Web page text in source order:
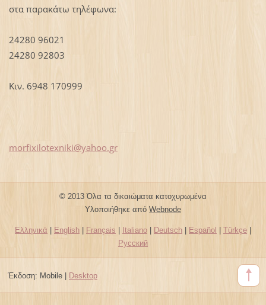
στα παρακάτω τηλέφωνα:
24280 96021
24280 92803
Κιν. 6948 170999
morfixilotexniki@yahoo.gr
© 2013 Όλα τα δικαιώματα κατοχυρωμένα
Υλοποιήθηκε από Webnode
Ελληνικά | English | Français | Italiano | Deutsch | Español | Türkçe |
Русский
Έκδοση: Mobile| Desktop